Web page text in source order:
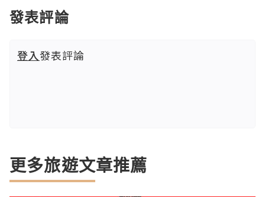
發表評論
登入發表評論
更多旅遊文章推薦